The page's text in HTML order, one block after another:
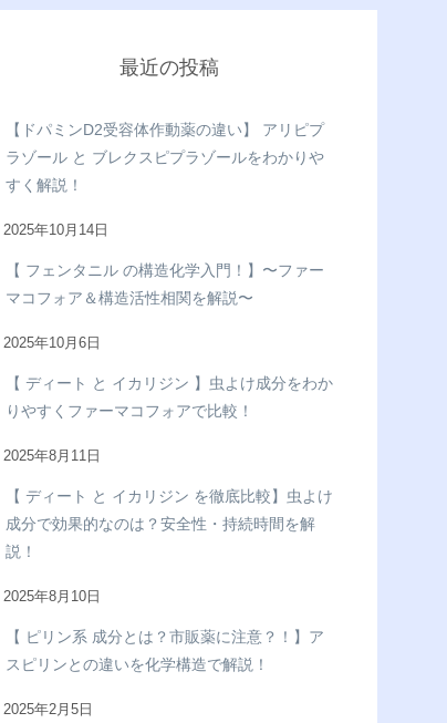
最近の投稿
【ドパミンD2受容体作動薬の違い】 アリピプ
ラゾール と ブレクスピプラゾールをわかりや
すく解説！
2025年10月14日
【 フェンタニル の構造化学入門！】〜ファー
マコフォア＆構造活性相関を解説〜
2025年10月6日
【 ディート と イカリジン 】虫よけ成分をわか
りやすくファーマコフォアで比較！
2025年8月11日
【 ディート と イカリジン を徹底比較】虫よけ
成分で効果的なのは？安全性・持続時間を解
説！
2025年8月10日
【 ピリン系 成分とは？市販薬に注意？！】ア
スピリンとの違いを化学構造で解説！
2025年2月5日